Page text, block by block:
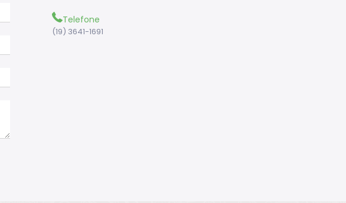
Telefone
(19) 3641-1691